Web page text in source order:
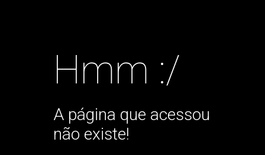
Hmm :/
A página que acessou
não existe!